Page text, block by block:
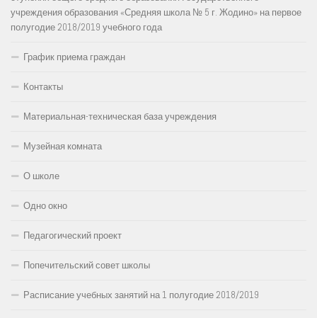
учреждения образования «Средняя школа № 5 г. Жодино» на первое
полугодие 2018/2019 учебного года
График приема граждан
Контакты
Материальная-техническая база учреждения
Музейная комната
О школе
Одно окно
Педагогический проект
Попечительский совет школы
Расписание учебных занятий на 1 полугодие 2018/2019